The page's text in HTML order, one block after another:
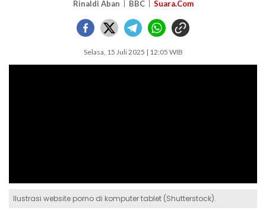
Rinaldi Aban BBC Suara.Com
Selasa, 15 Juli 2025 | 12:05 WIB
Ilustrasi website porno di komputer tablet (Shutterstock).